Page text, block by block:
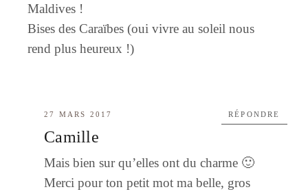
Maldives !
Bises des Caraïbes (oui vivre au soleil nous
rend plus heureux !)
27 MARS 2017
Camille
Mais bien sur qu’elles ont du charme 🙂
Merci pour ton petit mot ma belle, gros
RÉPONDRE